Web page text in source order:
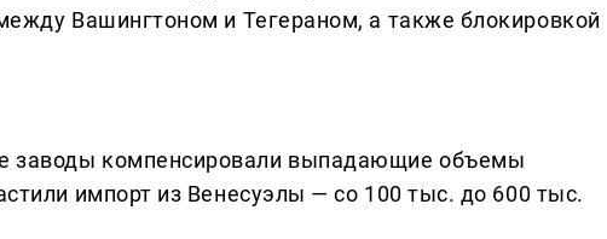
Вашингтоном и Тегераном, а также блокировкой
заводы компенсировали выпадающие объемы
импорт из Венесуэлы — со 100 тыс. до 600 тыс.